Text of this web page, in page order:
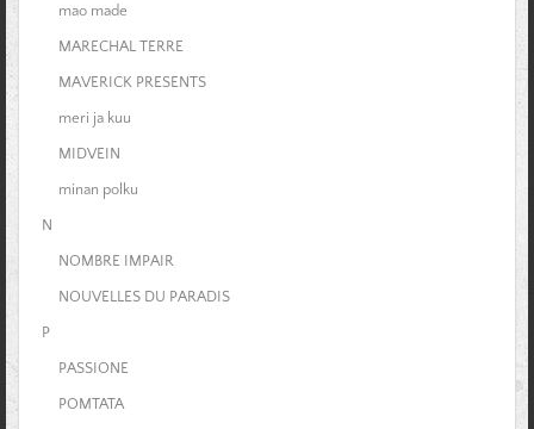
mao made
MARECHAL TERRE
MAVERICK PRESENTS
meri ja kuu
MIDVEIN
minan polku
N
NOMBRE IMPAIR
NOUVELLES DU PARADIS
P
PASSIONE
POMTATA